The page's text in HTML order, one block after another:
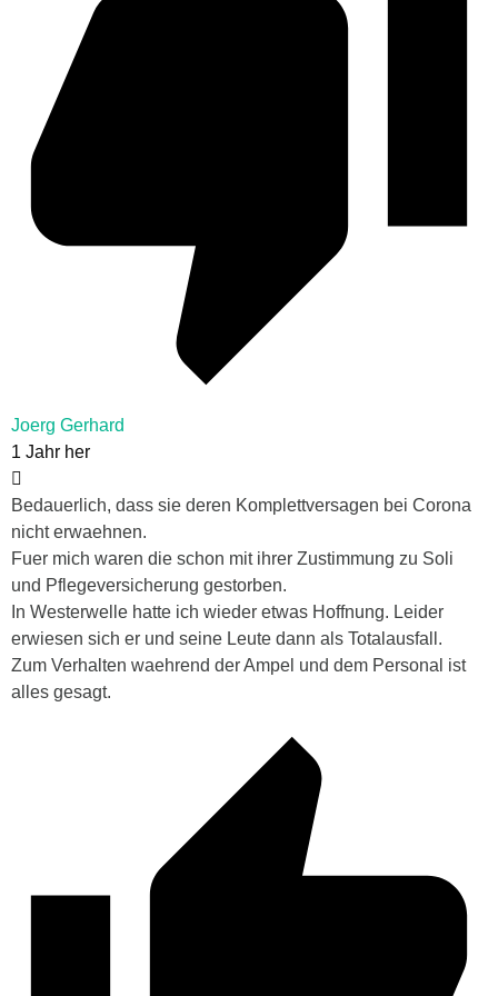
Joerg Gerhard
1 Jahr her
Bedauerlich, dass sie deren Komplettversagen bei Corona
nicht erwaehnen.
Fuer mich waren die schon mit ihrer Zustimmung zu Soli
und Pflegeversicherung gestorben.
In Westerwelle hatte ich wieder etwas Hoffnung. Leider
erwiesen sich er und seine Leute dann als Totalausfall.
Zum Verhalten waehrend der Ampel und dem Personal ist
alles gesagt.